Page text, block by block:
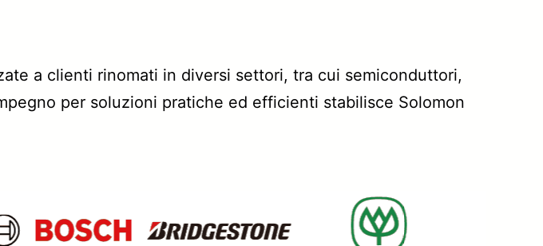
a clienti rinomati in diversi settori, tra cui semiconduttori,
per soluzioni pratiche ed efficienti stabilisce Solomon